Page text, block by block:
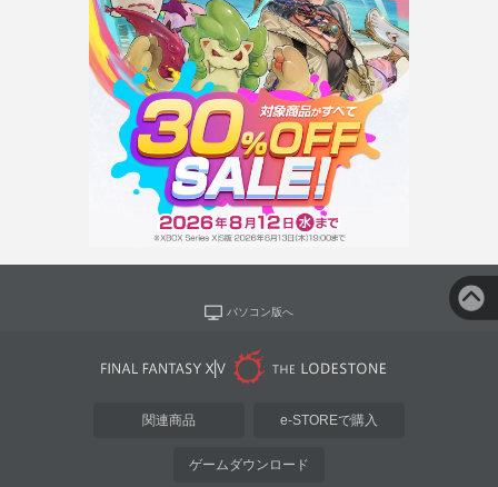
パソコン版へ
関連商品 e-STOREで購入
ゲームダウンロード